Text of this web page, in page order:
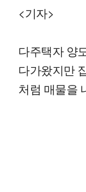
<기자>
다주택자 양
다가왔지만
처럼 매물을